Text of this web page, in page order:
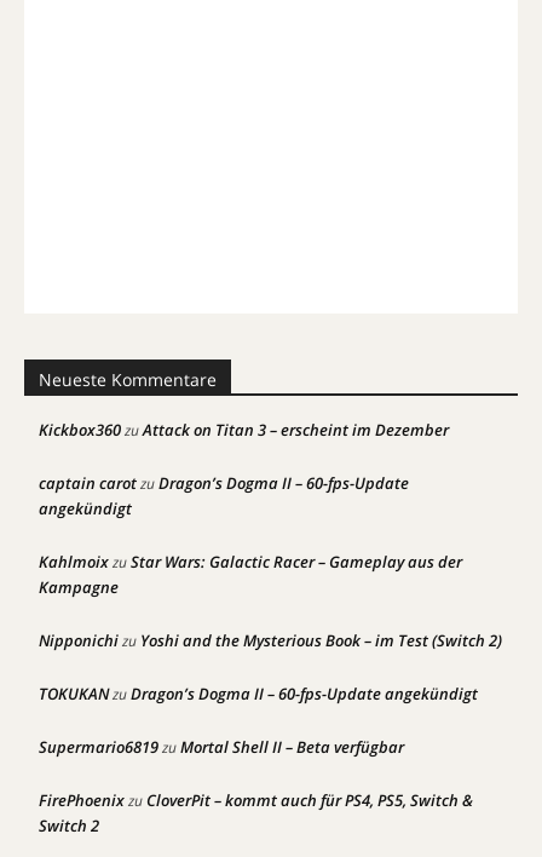
Neueste Kommentare
Kickbox360zuAttack on Titan 3 – erscheint im Dezember
captain carotzuDragon’s Dogma II – 60-fps-Update
angekündigt
KahlmoixzuStar Wars: Galactic Racer – Gameplay aus der
Kampagne
Nipponichizu Yoshi and the Mysterious Book – im Test (Switch 2)
TOKUKANzuDragon’s Dogma II – 60-fps-Update angekündigt
Supermario6819zuMortal Shell II – Beta verfügbar
FirePhoenixzuCloverPit – kommt auch für PS4, PS5, Switch &
Switch 2